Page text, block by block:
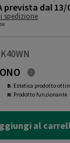
prevista dal 13/
spedizione
B: Estetica prodotto
N: Prodotto funzionante
al